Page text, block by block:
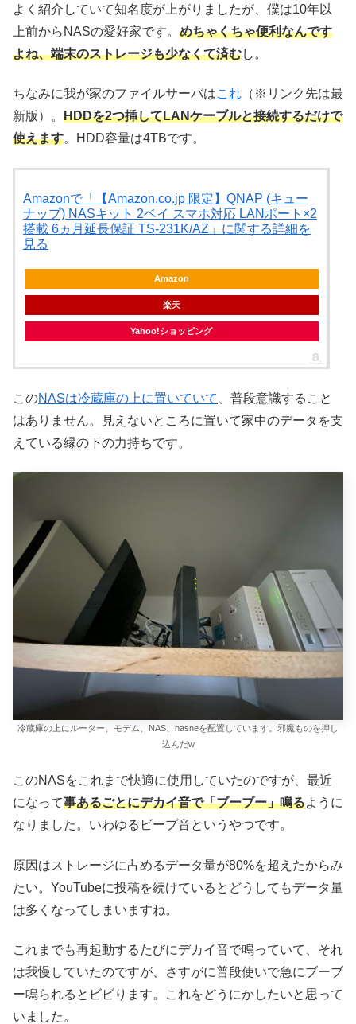
よく紹介していて知名度が上がりましたが、僕は10年以
上前からNASの愛好家です。 めちゃくちゃ便利なんです
よね、端末のストレージも少なくて済むし。
ちなみに我が家のファイルサーバはこれ （※リンク先は最
新版）。 HDDを2つ挿してLANケーブルと接続するだけで
使えます。HDD容量は4TBです。
Amazonで「【Amazon.co.jp 限定】QNAP (キュー
ナップ) NASキット 2ベイ スマホ対応 LANポート×2
搭載 6ヵ月延長保証 TS-231K/AZ」に関する詳細を
見る
Amazon
楽天
Yahoo!ショッピング
このNASは冷蔵庫の上に置いていて
、普段意識すること
はありません。見えないところに置いて家中のデータを支
えている縁の下の力持ちです。
冷蔵庫の上にルーター、モデム、NAS、nasneを配置しています。邪魔ものを押し
込んだw
このNASをこれまで快適に使用していたのですが、最近
になって事あるごとにデカイ音で「ブーブー」鳴るように
なりました。いわゆるビープ音というやつです。
原因はストレージに占めるデータ量が80%を超えたからみ
たい。YouTubeに投稿を続けているとどうしてもデータ量
は多くなってしまいますね。
これまでも再起動するたびにデカイ音で鳴っていて、それ
は我慢していたのですが、さすがに普段使いで急にブーブ
ー鳴られるとビビります。これをどうにかしたいと思って
いました。